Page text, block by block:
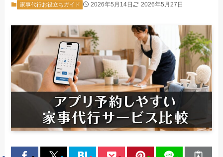
家事代行お役立ちガイド 2026年5月14日 2026年5月27日